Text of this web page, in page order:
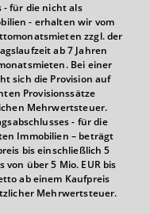
- für die nicht als
- erhalten wir vom
zzgl. der
ab 7 Jahren
Bei einer
sich die Provision auf
Provisionssätze
Mehrwertsteuer.
- für die
Immobilien – beträgt
bis einschließlich 5
von über 5 Mio. EUR bis
ab einem Kaufpreis
Mehrwertsteuer.